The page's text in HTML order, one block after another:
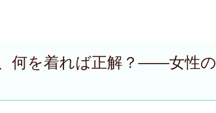
何を着れば正解？――女性の